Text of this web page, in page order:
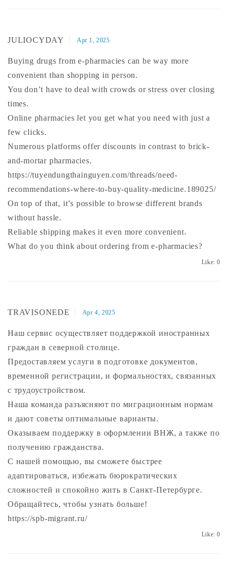
JULIOCYDAY Apr 1, 2025
Buying drugs from e-pharmacies can be way more
convenient than shopping in person.
You don’t have to deal with crowds or stress over closing
times.
Online pharmacies let you get what you need with just a
few clicks.
Numerous platforms offer discounts in contrast to brick-
and-mortar pharmacies.
https://tuyendungthainguyen.com/threads/need-
recommendations-where-to-buy-quality-medicine.189025/
On top of that, it’s possible to browse different brands
without hassle.
Reliable shipping makes it even more convenient.
What do you think about ordering from e-pharmacies?
Like:0
TRAVISONEDE Apr 4, 2025
Наш сервис осуществляет поддержкой иностранных
граждан в северной столице.
Предоставляем услуги в подготовке документов,
временной регистрации, и формальностях, связанных
с трудоустройством.
Наша команда разъясняют по миграционным нормам
и дают советы оптимальные варианты.
Оказываем поддержку в оформлении ВНЖ, а также по
получению гражданства.
С нашей помощью, вы сможете быстрее
адаптироваться, избежать бюрократических
сложностей и спокойно жить в Санкт-Петербурге.
Обращайтесь, чтобы узнать больше!
https://spb-migrant.ru/
Like:0